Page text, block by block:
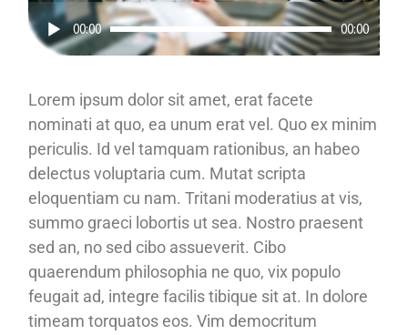
Tocador
de
áudio
00:00 00:00
Lorem ipsum dolor sit amet, erat facete
nominati at quo, ea unum erat vel. Quo ex minim
periculis. Id vel tamquam rationibus, an habeo
delectus voluptaria cum. Mutat scripta
eloquentiam cu nam. Tritani moderatius at vis,
summo graeci lobortis ut sea. Nostro praesent
sed an, no sed cibo assueverit. Cibo
quaerendum philosophia ne quo, vix populo
feugait ad, integre facilis tibique sit at. In dolore
timeam torquatos eos. Vim democritum